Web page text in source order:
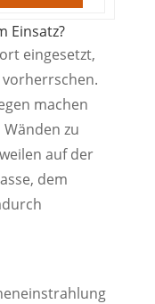
Einsatz?
eingesetzt,
machen
zu
auf der
dem